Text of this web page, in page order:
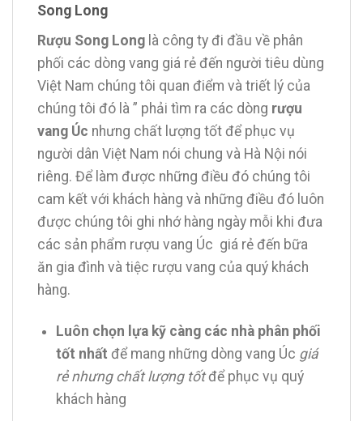
Song Long
Rượu Song Long là công ty đi đầu về phân
phối các dòng vang giá rẻ đến người tiêu dùng
Việt Nam chúng tôi quan điểm và triết lý của
chúng tôi đó là ” phải tìm ra các dòng rượu
vang Úc nhưng chất lượng tốt để phục vụ
người dân Việt Nam nói chung và Hà Nội nói
riêng. Để làm được những điều đó chúng tôi
cam kết với khách hàng và những điều đó luôn
được chúng tôi ghi nhớ hàng ngày mỗi khi đưa
các sản phẩm rượu vang Úc giá rẻ đến bữa
ăn gia đình và tiệc rượu vang của quý khách
hàng.
Luôn chọn lựa kỹ càng các nhà phân phối
tốt nhất để mang những dòng vang Úc giá
rẻ nhưng chất lượng tốtđể phục vụ quý
khách hàng